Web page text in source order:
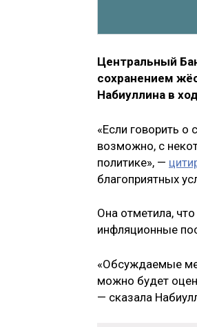
Центральный
сохранением
Набиуллина в
«Если говорить о
возможно, с
политике», —
благоприятных
Она отметила,
инфляционные
«Обсуждаемые
можно будет
— сказала